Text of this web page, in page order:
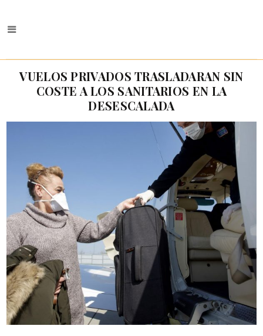
VUELOS PRIVADOS TRASLADARAN SIN
COSTE A LOS SANITARIOS EN LA
DESESCALADA